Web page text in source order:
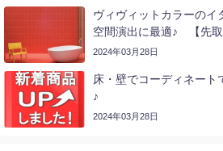
ヴィヴィットカラーのイ
空間演出に最適♪ 【先取
2024年03月28日
床・壁でコーディネー
♪
2024年03月28日